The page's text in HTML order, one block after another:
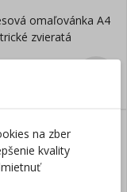
omaľovánka A4
zvieratá
na zber
kvality